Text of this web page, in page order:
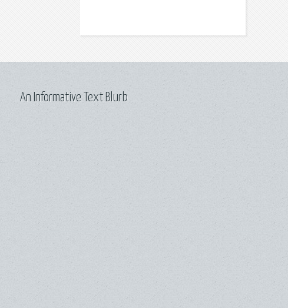
An Informative Text Blurb